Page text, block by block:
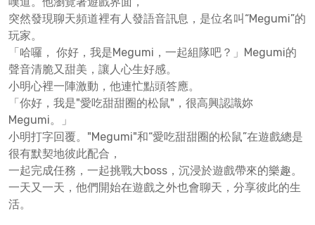
突然發現聊天頻道裡有人發語音訊息，是位名叫“Megumi”的
玩家。
「哈囉， 你好，我是Megumi，一起組隊吧？」Megumi的
聲音清脆又甜美，讓人心生好感。
小明心裡一陣激動，他連忙點頭答應。
「你好，我是"愛吃甜甜圈的松鼠"，很高興認識妳
Megumi。」
小明打字回覆。"Megumi"和“愛吃甜甜圈的松鼠”在遊戲總是
很有默契地彼此配合，
一起完成任務，一起挑戰大boss，沉浸於遊戲帶來的樂趣。
一天又一天，他們開始在遊戲之外也會聊天，分享彼此的生
活。